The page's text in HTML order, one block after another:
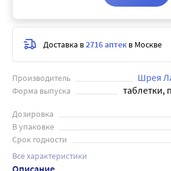
Производитель Шрея
Форма выпуска
таблетки,
Дозировка
В упаковке
Срок годности
Все характеристики
Описание
Доставка в2716 аптек в Москве